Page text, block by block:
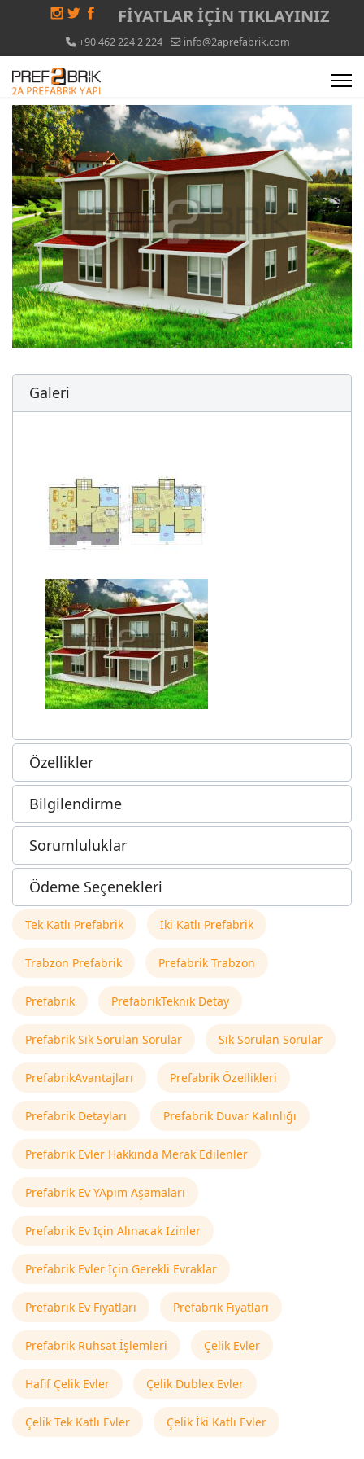
FİYATLAR İÇİN TIKLAYINIZ
+90 462 224 2 224 info@2aprefabrik.com
Galeri
Özellikler
Bilgilendirme
Sorumluluklar
Ödeme Seçenekleri
Tek Katlı Prefabrik İki Katlı Prefabrik
Trabzon Prefabrik Prefabrik Trabzon
Prefabrik PrefabrikTeknik Detay
Prefabrik Sık Sorulan Sorular Sık Sorulan Sorular
PrefabrikAvantajları Prefabrik Özellikleri
Prefabrik Detayları Prefabrik Duvar Kalınlığı
Prefabrik Evler Hakkında Merak Edilenler
Prefabrik Ev YApım Aşamaları
Prefabrik Ev İçin Alınacak İzinler
Prefabrik Evler İçin Gerekli Evraklar
Prefabrik Ev Fiyatları Prefabrik Fiyatları
Prefabrik Ruhsat İşlemleri Çelik Evler
Hafif Çelik Evler Çelik Dublex Evler
Çelik Tek Katlı Evler Çelik İki Katlı Evler